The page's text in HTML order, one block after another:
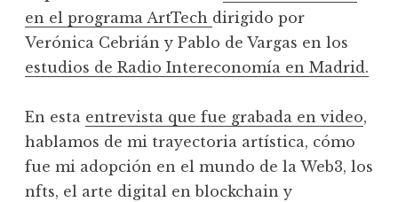
en el programa ArtTech dirigido por
Verónica Cebrián y Pablo de Vargas en los
estudios de Radio Intereconomía en Madrid.
En esta entrevista que fue grabada en video,
hablamos de mi trayectoria artística, cómo
fue mi adopción en el mundo de la Web3, los
nfts, el arte digital en blockchain y